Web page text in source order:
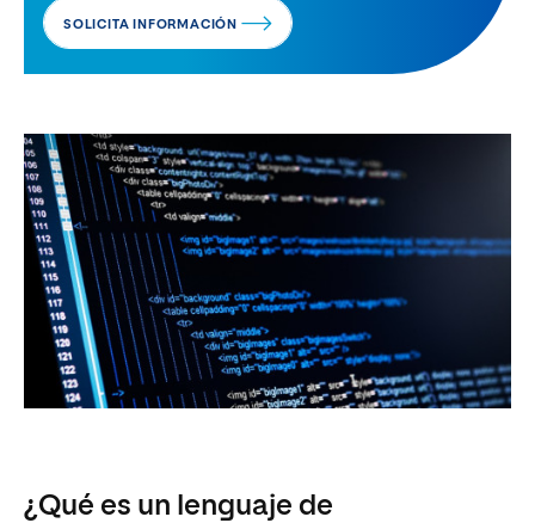
SOLICITA INFORMACIÓN
¿Qué es un lenguaje de